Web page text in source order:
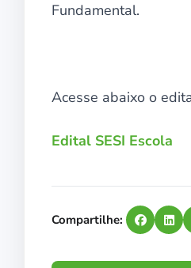
Fundamental.
Acesse abaixo o
Edital SESI Escola
Compartilhe: